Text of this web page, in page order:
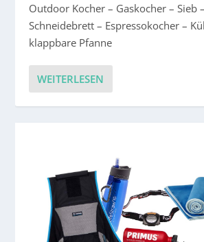
Outdoor Kocher – Gaskocher – Sieb
Schneidebrett – Espressokocher –
klappbare Pfanne
WEITERLESEN